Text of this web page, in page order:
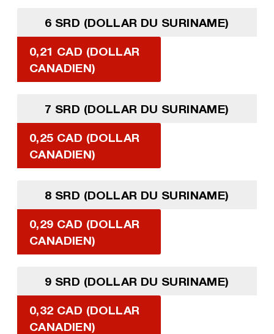
6 SRD (DOLLAR DU SURINAME)
0,21 CAD (DOLLAR
CANADIEN)
7 SRD (DOLLAR DU SURINAME)
0,25 CAD (DOLLAR
CANADIEN)
8 SRD (DOLLAR DU SURINAME)
0,29 CAD (DOLLAR
CANADIEN)
9 SRD (DOLLAR DU SURINAME)
0,32 CAD (DOLLAR
CANADIEN)